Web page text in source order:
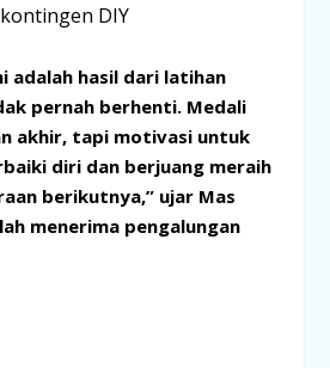
DIY
adalah hasil dari latihan
pernah berhenti. Medali
akhir, tapi motivasi untuk
diri dan berjuang meraih
berikutnya,” ujar Mas
menerima pengalungan